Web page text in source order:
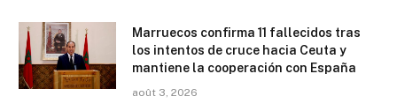
Marruecos confirma 11 fallecidos tras
los intentos de cruce hacia Ceuta y
mantiene la cooperación con España
août 3, 2026